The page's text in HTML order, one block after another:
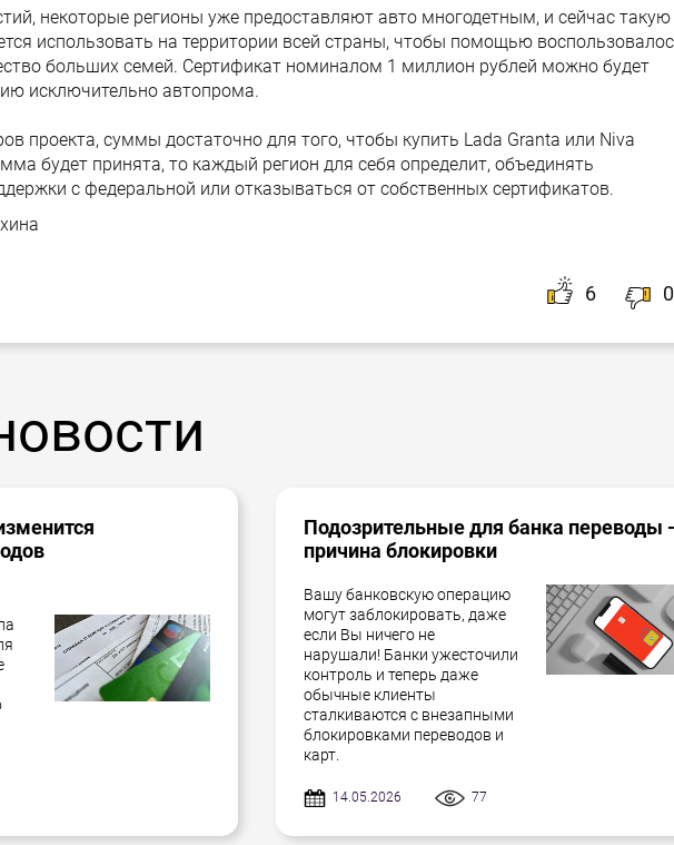
некоторые регионы уже предоставляют авто многодетным, и сейчас такую
использовать на территории всей страны, чтобы помощью
больших семей. Сертификат номиналом 1 миллион рублей можно будет
исключительно автопрома.
проекта, суммы достаточно для того, чтобы купить Lada Granta или Niva
будет принята, то каждый регион для себя определит, объединять
с федеральной или отказываться от собственных сертификатов.
6 0
Подозрительные для банка переводы -
причина блокировки
Вашу банковскую операцию
могут заблокировать, даже
если Вы ничего не
нарушали! Банки ужесточили
контроль и теперь даже
обычные клиенты
сталкиваются с внезапными
блокировками переводов и
карт.
14.05.2026 77